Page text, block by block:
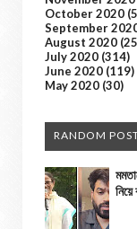
October 2020
September
August 2020
July 2020 (314)
June 2020 (119)
May 2020 (30)
RANDOM